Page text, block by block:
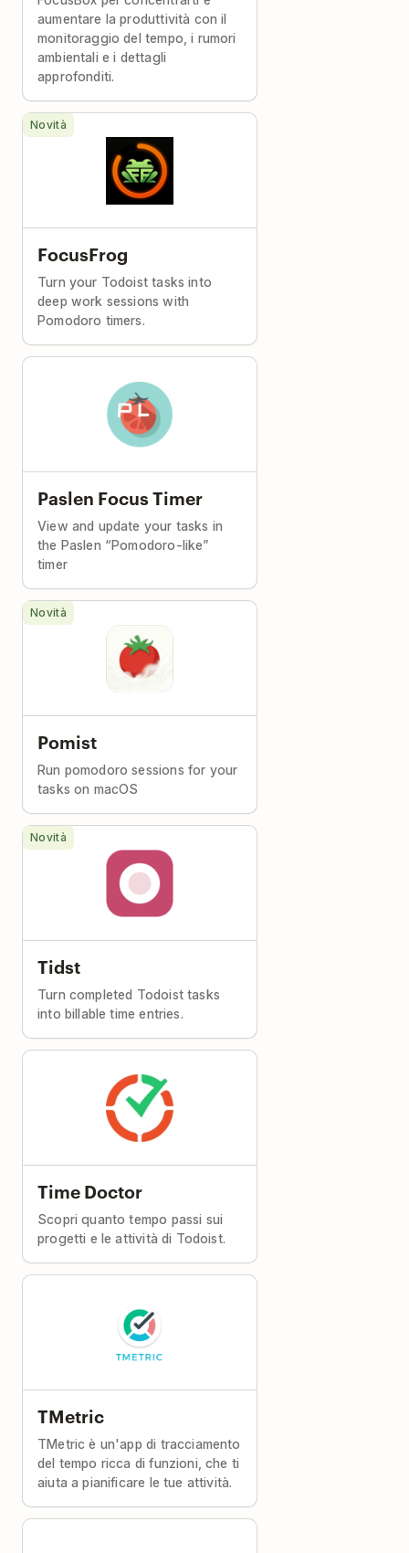
aumentare la produttività con il
monitoraggio del tempo, i rumori
ambientali e i dettagli
approfonditi.
FocusFrog
Turn your Todoist tasks into
deep work sessions with
Pomodoro timers.
Novità
Paslen Focus Timer
View and update your tasks in
the Paslen “Pomodoro-like”
timer
Pomist
Run pomodoro sessions for your
tasks on macOS
Novità
Tidst
Turn completed Todoist tasks
into billable time entries.
Novità
Time Doctor
Scopri quanto tempo passi sui
progetti e le attività di Todoist.
TMetric
TMetric è un'app di tracciamento
del tempo ricca di funzioni, che ti
aiuta a pianificare le tue attività.